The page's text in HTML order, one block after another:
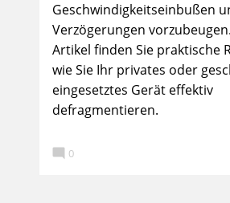
Geschwindigkeitseinbußen
Verzögerungen
Artikel finden Sie praktische
wie Sie Ihr privates oder
eingesetztes Gerät effektiv
defragmentieren.
 0